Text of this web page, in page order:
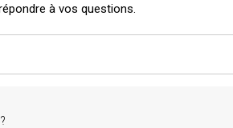
à vos questions.